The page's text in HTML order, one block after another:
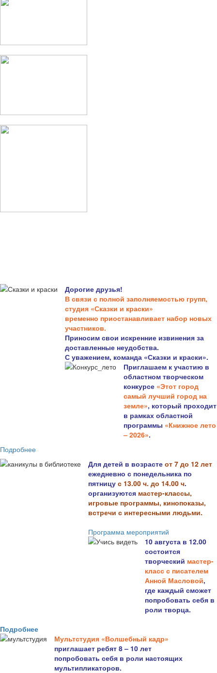
Дорогие друзья!
В связи с полной заполняемостью групп,
студия «Сказки и краски»
временно приостанавливает набор новых
участников.
Приносим свои искренние извинения за
доставленные неудобства.
С уважением, команда «Сказки и краски».
Приглашаем к участию в
областном творческом
конкурсе «Этот город
самый лучший город на
земле», который проходит
в рамках областной
программы «Книжное лето
– 2026».
Подробнее
Для детей в возрасте от 7 до 12 лет
ежедневно с понедельника по
пятницу с 13.00 ч. до 14.00 ч.
организуются мастер-классы,
игровые программы, кинопоказы,
встречи с интересными людьми.
Программа мероприятий
10 августа в 12.00
состоится
творческий мастер-
класс с писателем
Анной Масловой,
где каждый сможет
попробовать себя в
роли творца.
Подробнее
Мультстудия «Волшебный кадр»
приглашает ребят 8 – 10 лет
попробовать себя в роли настоящих
мультипликаторов.